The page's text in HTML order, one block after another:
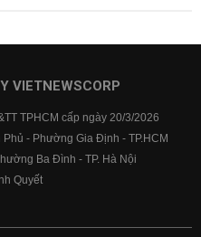
VIETNEWSCORP
TPHCM cấp ngày 20/3/2026
- Phường Gia Định - TP.HCM
Ba Đình - TP. Hà Nội
Quyết